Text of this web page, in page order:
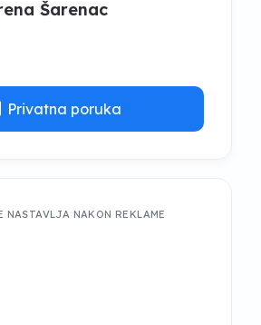
Šarenac
Privatna poruka
NASTAVLJA NAKON REKLAME